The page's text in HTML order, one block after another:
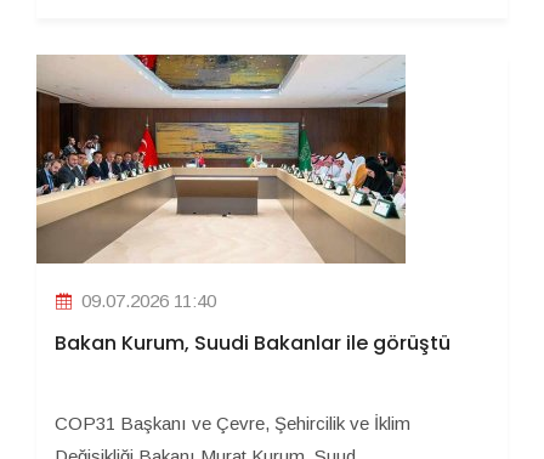
09.07.2026 11:40
Bakan Kurum, Suudi Bakanlar ile görüştü
COP31 Başkanı ve Çevre, Şehircilik ve İklim